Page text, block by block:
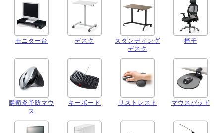
モニター台 デスク
スタンディング
デスク
椅子
腱鞘炎予防マウ
ス
キーボード リストレスト マウスパッド